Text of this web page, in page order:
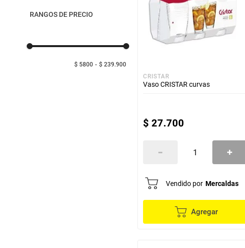
Essenza
RANGOS DE PRECIO
$ 5800
$ 239.900
CRISTAR
Vaso CRISTAR curvas
$ 27.700
Vendido por Mercaldas
Agregar
Aceite